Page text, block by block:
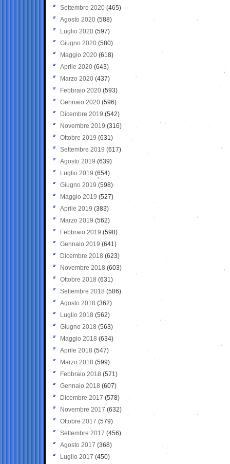
Settembre 2020(465)
Agosto 2020 (588)
Luglio 2020 (597)
Giugno 2020 (580)
Maggio 2020 (618)
Aprile 2020 (643)
Marzo 2020 (437)
Febbraio 2020 (593)
Gennaio 2020 (596)
Dicembre 2019 (542)
Novembre 2019 (316)
Ottobre 2019 (631)
Settembre 2019 (617)
Agosto 2019 (639)
Luglio 2019 (654)
Giugno 2019 (598)
Maggio 2019 (527)
Aprile 2019 (383)
Marzo 2019 (562)
Febbraio 2019 (598)
Gennaio 2019 (641)
Dicembre 2018 (623)
Novembre 2018 (603)
Ottobre 2018 (631)
Settembre 2018 (586)
Agosto 2018 (362)
Luglio 2018 (562)
Giugno 2018 (563)
Maggio 2018 (634)
Aprile 2018 (547)
Marzo 2018 (599)
Febbraio 2018 (571)
Gennaio 2018 (607)
Dicembre 2017 (578)
Novembre 2017 (632)
Ottobre 2017 (579)
Settembre 2017 (456)
Agosto 2017 (368)
Luglio 2017 (450)